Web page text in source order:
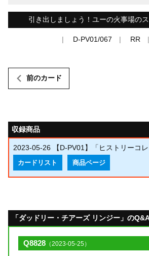
引き出しましょう！ユーの火事場の
D-PV01/067 RR
前のカード
収録商品
2023-05-26 【D-PV01】「ヒストリーコレ
カードリスト 商品ページ
「ダッドリー・チアーズ リンジー」の
Q8828 （2023-05-25）